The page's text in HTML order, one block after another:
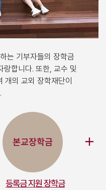
는 기부자들의 장학금
랑합니다. 또한, 교수 및
개의 교외 장학재단이
본교장학금 add
등록금 지원 장학금